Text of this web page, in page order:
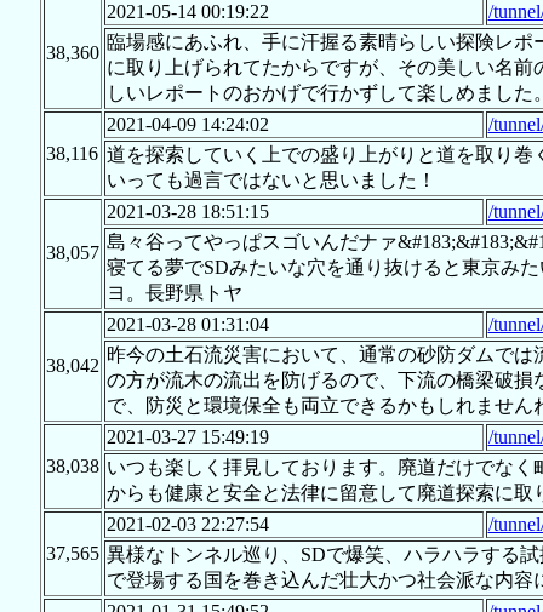
38,360
2021-05-14 00:19:22
/
臨場感にあふれ、手に汗握る素晴らしい探険レ
に取り上げられてたからですが、その美しい名
しいレポートのおかげで行かずして楽しめまし
38,116
2021-04-09 14:24:02
/
道を探索していく上での盛り上がりと道を取り
いっても過言ではないと思いました！
38,057
2021-03-28 18:51:15
/
島々谷ってやっぱスゴいんだナァ
寝てる夢でSDみたいな穴を通り抜けると東京み
ヨ。長野県トヤ
38,042
2021-03-28 01:31:04
/
昨今の土石流災害において、通常の砂防ダムで
の方が流木の流出を防げるので、下流の橋梁破
で、防災と環境保全も両立できるかもしれませ
38,038
2021-03-27 15:49:19
/
いつも楽しく拝見しております。廃道だけでな
からも健康と安全と法律に留意して廃道探索に取
37,565
2021-02-03 22:27:54
/
異様なトンネル巡り、SDで爆笑、ハラハラする
で登場する国を巻き込んだ壮大かつ社会派な内